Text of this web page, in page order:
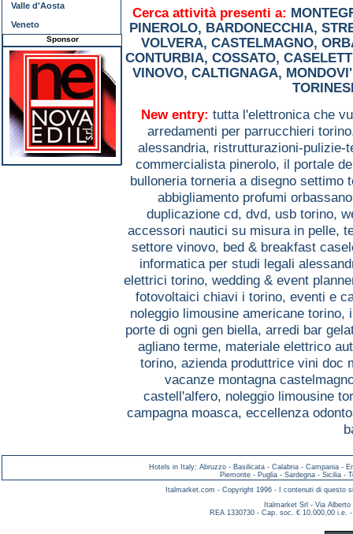
Cerca attività presenti a:
PINEROLO, BARDONECCHIA,
VOLVERA, CASTELMAGNO,
CONTURBIA, COSSATO,
VINOVO, CALTIGNAGA, MONDOVI'
New entry: tutta l'elettronica che
arredamenti per parrucchieri
alessandria, ristrutturazioni-pulizie-
commercialista pinerolo, il portale
bulloneria torneria a disegno settimo
abbigliamento profumi
duplicazione cd, dvd, usb torino,
accessori nautici su misura in pelle,
settore vinovo, bed & breakfast
informatica per studi legali
elettrici torino, wedding & event
fotovoltaici chiavi i torino, eventi e
noleggio limousine americane torino,
porte di ogni gen biella, arredi bar
agliano terme, materiale elettrico
torino, azienda produttrice vini doc
vacanze montagna
castell'alfero, noleggio limousine
campagna moasca, eccellenza
Valle d'Aosta
Veneto
Sponsor
Hotels in Italy: Abruzzo - Basilicata - Calabria - Campania -
Piemonte- Puglia- Sardegna- Sicilia-
Italmarket.com - Copyright 1996 - I contenuti di questo
Italmarket Srl - Via
REA 1330730 - Cap. soc. € 10.000,00 i.e.